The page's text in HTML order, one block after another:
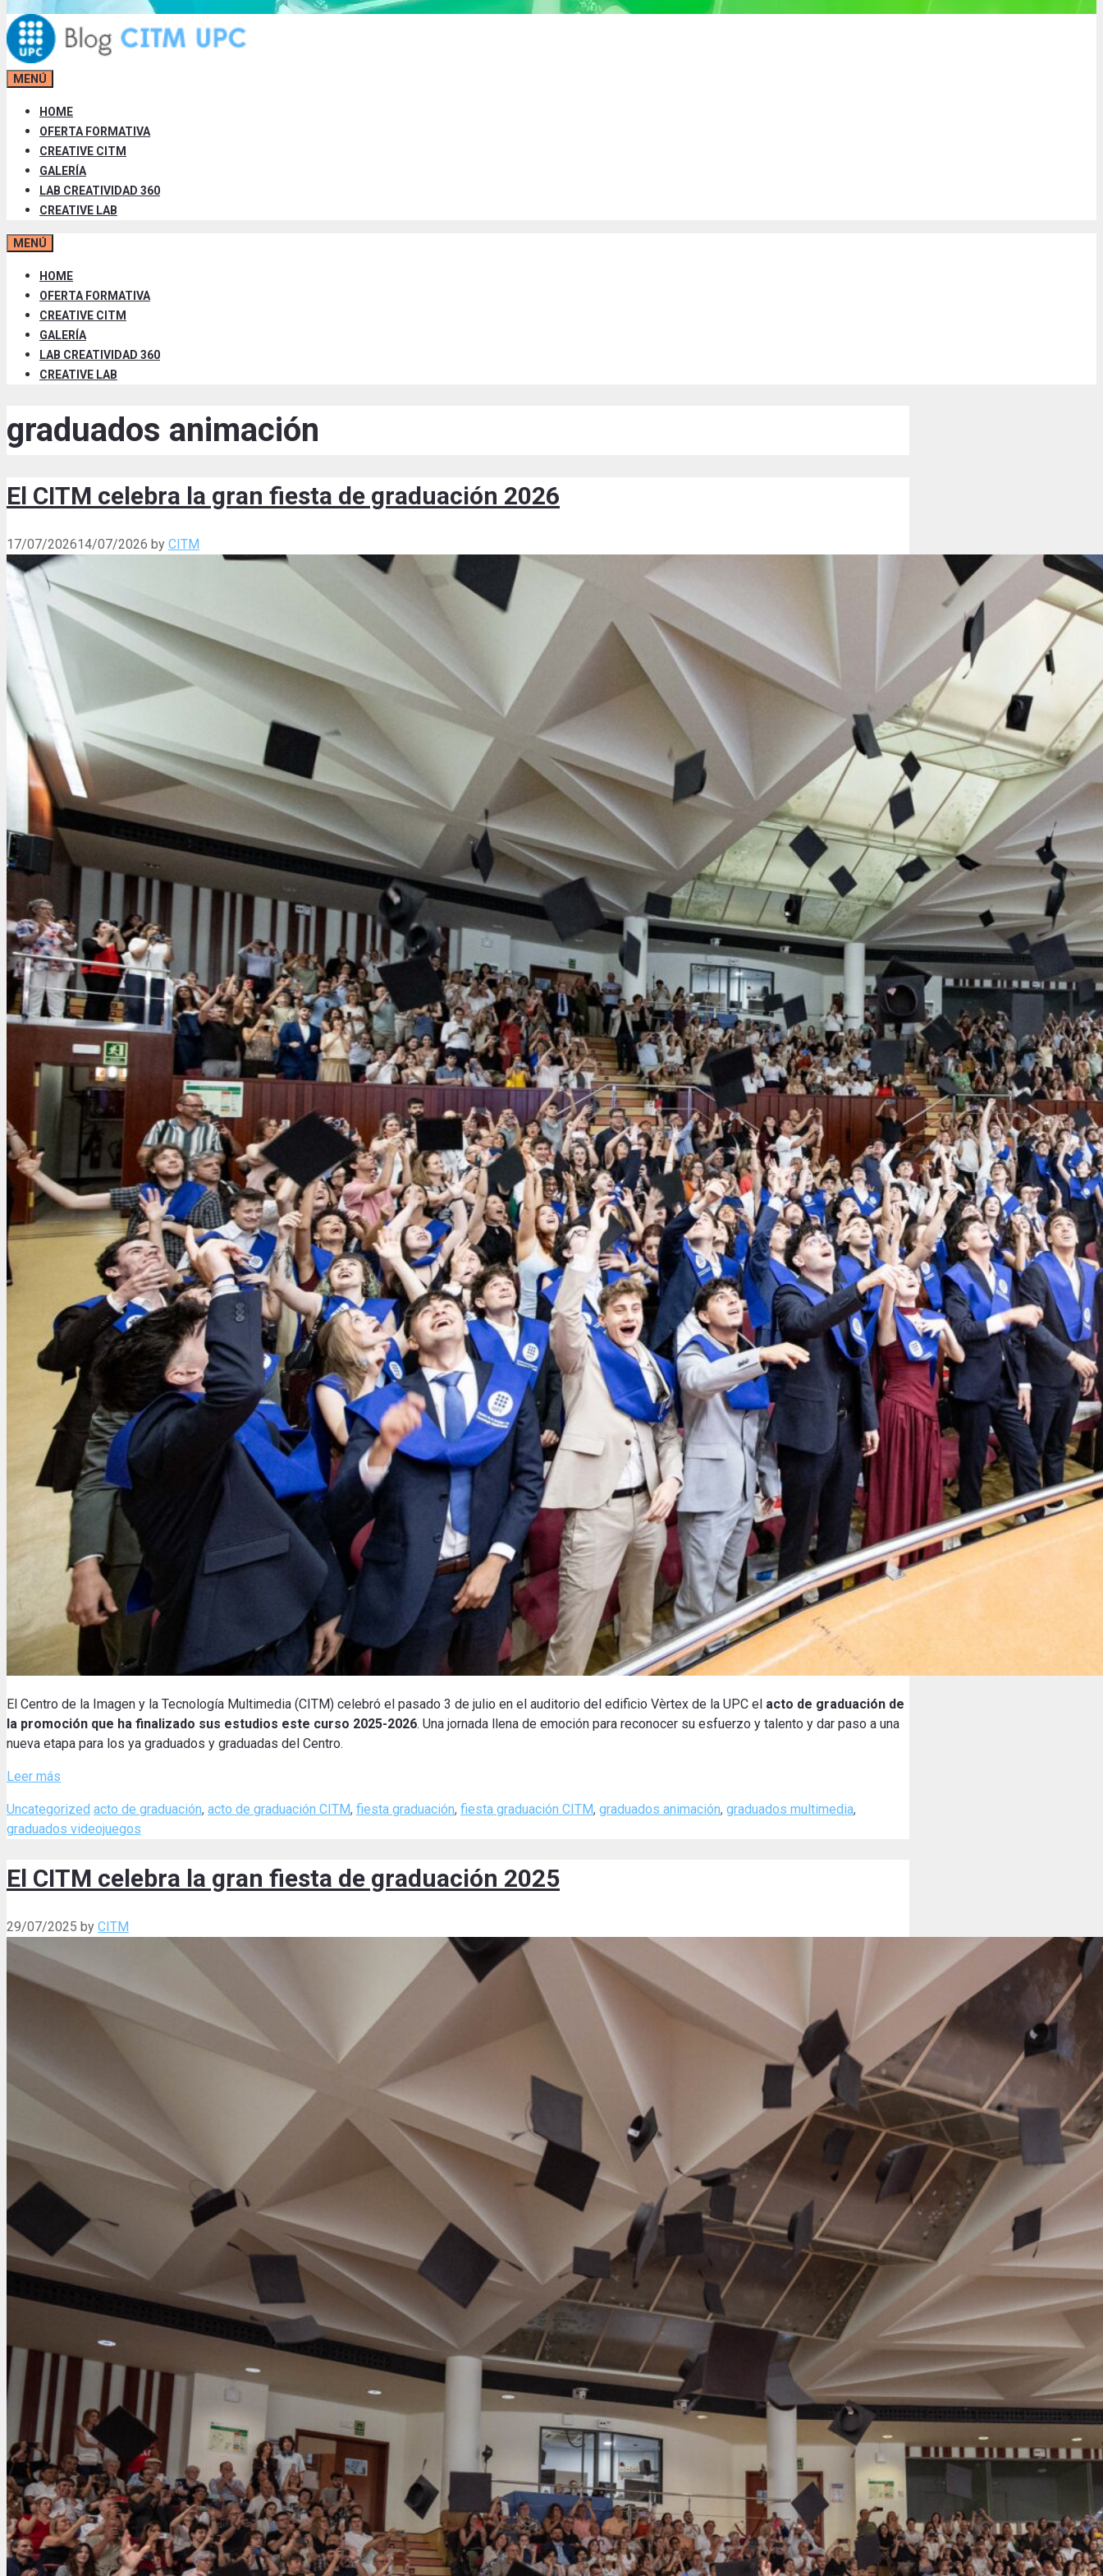
MENÚ
HOME
OFERTA FORMATIVA
CREATIVE CITM
GALERÍA
LAB CREATIVIDAD 360
CREATIVE LAB
MENÚ
HOME
OFERTA FORMATIVA
CREATIVE CITM
GALERÍA
LAB CREATIVIDAD 360
CREATIVE LAB
graduados animación
El CITM celebra la gran fiesta de graduación 2026
17/07/202614/07/2026 by CITM
El Centro de la Imagen y la Tecnología Multimedia (CITM) celebró el pasado 3 de julio en el auditorio del edificio Vèrtex de la UPC el acto de graduación de
la promoción que ha finalizado sus estudios este curso 2025-2026. Una jornada llena de emoción para reconocer su esfuerzo y talento y dar paso a una
nueva etapa para los ya graduados y graduadas del Centro.
Leer más
Categories
Uncategorized Tags
acto de graduación, acto de graduación CITM, fiesta graduación, fiesta graduación CITM, graduados animación, graduados multimedia,
graduados videojuegos
El CITM celebra la gran fiesta de graduación 2025
29/07/2025 by CITM